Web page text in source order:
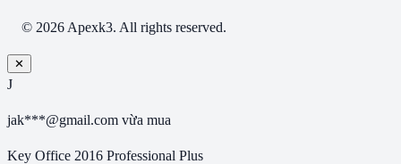
© 2026 Apexk3. All rights reserved.
✕
J
jak***@gmail.com vừa mua
Key Office 2016 Professional Plus